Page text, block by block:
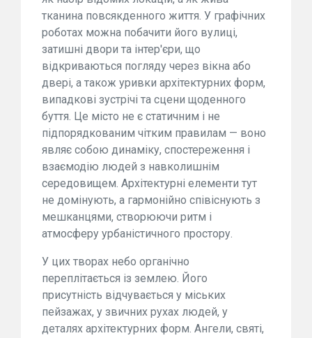
тканина повсякденного життя. У графічних
роботах можна побачити його вулиці,
затишні двори та інтер'єри, що
відкриваються погляду через вікна або
двері, а також уривки архітектурних форм,
випадкові зустрічі та сцени щоденного
буття. Це місто не є статичним і не
підпорядкованим чітким правилам — воно
являє собою динаміку, спостереження і
взаємодію людей з навколишнім
середовищем. Архітектурні елементи тут
не домінують, а гармонійно співіснують з
мешканцями, створюючи ритм і
атмосферу урбаністичного простору.
У цих творах небо органічно
переплітається із землею. Його
присутність відчувається у міських
пейзажах, у звичних рухах людей, у
деталях архітектурних форм. Ангели, святі,